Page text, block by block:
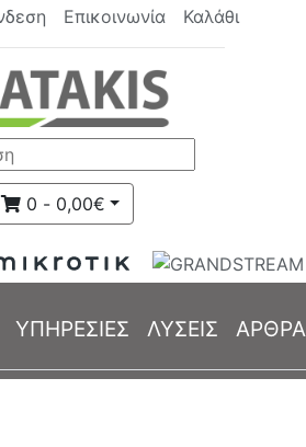
Επικοινωνία Καλάθι
0 - 0,00€
ΥΠΗΡΕΣΙΕΣ ΛΥΣΕΙΣ ΑΡΘΡΑ